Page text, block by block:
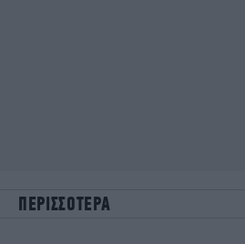
ΠΕΡΙΣΣΟΤΕΡΑ